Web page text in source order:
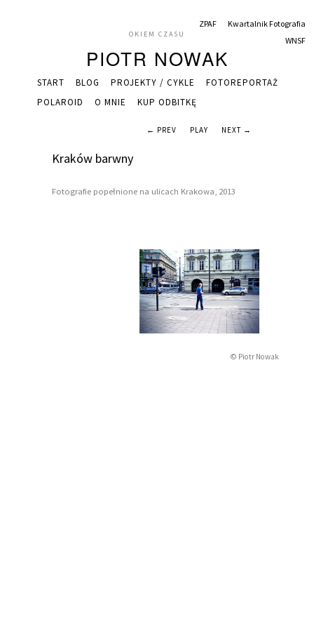
START BLOG PROJEKTY / CYKLE
FOTOREPORTAŻ
POLAROID
O MNIE KUP ODBITKĘ
ZPAF
Kwartalnik Fotografia
WNSF
OKIEM CZASU
PIOTR NOWAK
Kraków barwny
Fotografie popełnione na ulicach Krakowa, 2013
← PREV PLAY NEXT →
© Piotr Nowak